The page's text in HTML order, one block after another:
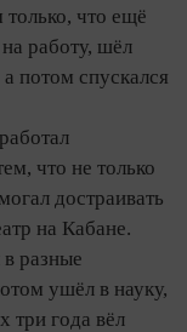
что ещё
работу, шёл
потом спускался
что не только
достраивать
на Кабане.
разные
ушёл в науку,
три года вёл